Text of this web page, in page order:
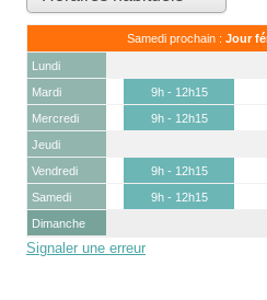
Samedi prochain : Jour
Lundi
Mardi
9h - 12h15
Mercredi
9h - 12h15
Jeudi
Vendredi
9h - 12h15
Samedi
9h - 12h15
Dimanche
Signaler une erreur